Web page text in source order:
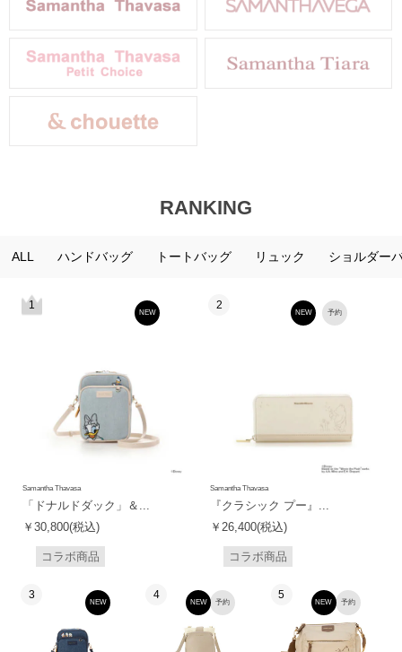
RANKING
ALL ハンドバッグ トートバッグ リュック ショルダー
1
NEW
Samantha Thavasa
「ドナルドダック」＆...
￥30,800(税込)
コラボ商品
2
予約
NEW
Samantha Thavasa
『クラシック プー』...
￥26,400(税込)
コラボ商品
3
NEW
4
予約
NEW
5
予約
NEW